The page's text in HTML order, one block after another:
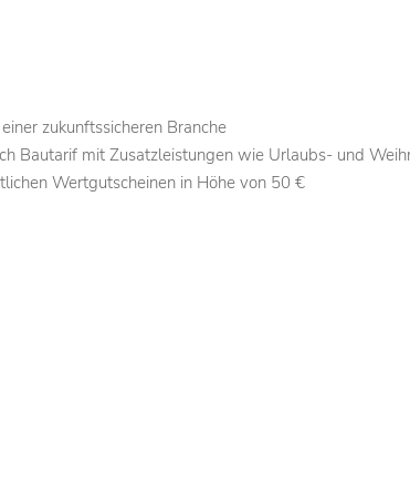
zukunftssicheren Branche
Bautarif mit Zusatzleistungen wie Urlaubs- und
Wertgutscheinen in Höhe von 50 €